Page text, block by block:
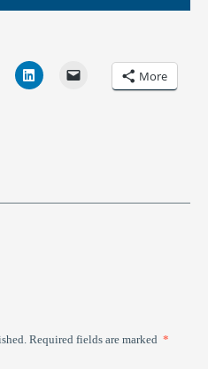
More
Required fields are marked *